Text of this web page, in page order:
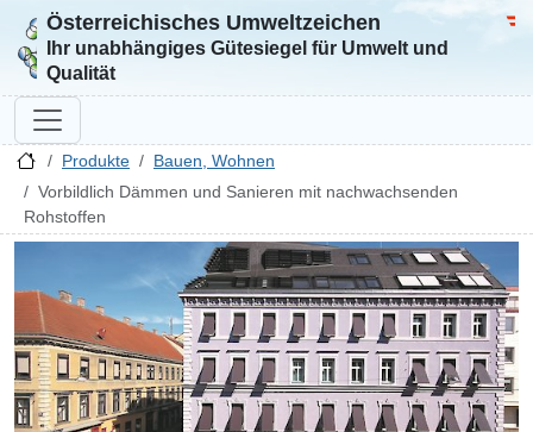
Zur Startseite
Österreichisches Umweltzeichen
Ihr unabhängiges Gütesiegel für Umwelt und
Qualität
Produkte
Bauen, Wohnen
Vorbildlich Dämmen und Sanieren mit nachwachsenden
Rohstoffen